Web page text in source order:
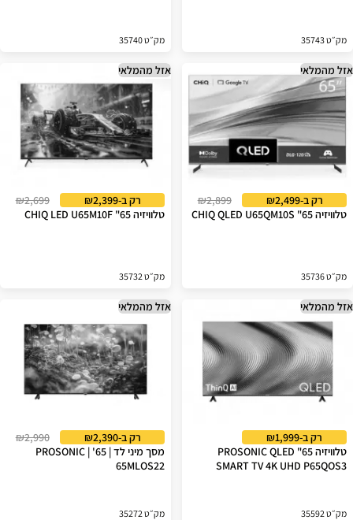
מק״ט 35743 מק״ט 35740
אזל מהמלאי
רק ב-₪2,499
₪2,899
טלוויזיה 65" CHIQ QLED U65QM10S
מק״ט 35736
אזל מהמלאי
רק ב-₪2,399
₪2,699
טלוויזיה 65" CHIQ LED U65M10F
מק״ט 35732
אזל מהמלאי
רק ב-₪1,999
טלוויזיה 65" PROSONIC QLED
SMART TV 4K UHD P65QOS3
מק״ט 35592
אזל מהמלאי
רק ב-₪2,390
₪2,990
מסך מיני לד | 65' | PROSONIC
65MLOS22
מק״ט 35272